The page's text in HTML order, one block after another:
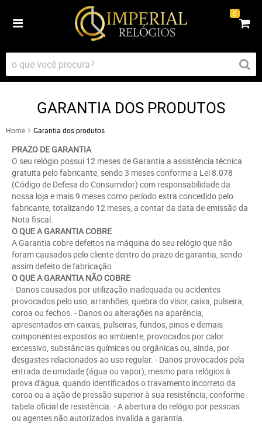
0
GARANTIA DOS PRODUTOS
Home Garantia dos produtos
PRAZO DE GARANTIA
O seu relógio possui 12 meses de Garantia a assistência técnica
gratuita pelo fabricante, sendo 3 meses conforme a Lei 8.078
(Código de Defesa do Consumidor) com responsabilidade da
nossa loja e mais 9 meses como período extra concedido pelo
fabricante, totalizando 12 meses, a contar da data de emissão da
Nota fiscal.
O QUE A GARANTIA COBRE
A Garantia cobre defeitos na máquina do seu relógio que não
foram causados pelo cliente dentro do prazo de garantia, sendo
assim defeito de fabricação.
O QUE A GARANTIA NÃO COBRE
- Danos causados por utilização inadequada ou acidentes
provocados pelo uso, arranhões, quebra do visor, caixa, pulseira,
coroa ou fechos. - Danos ou alterações na aparência,
apresentados em caixas, pulseiras, fundos, pinos e demais
componentes expostos ao ambiente, provocados por calor
excessivo, substâncias químicas ou orgânicas ou, ainda, por
desgastes relacionados ao uso regular. - Danos provocados pela
entrada de umidade (água ou vapor), mesmo para relógios à
prova d'água, quando identificados o travamento incorreto da
coroa ou a ação de pressão superior à sua resistência, conforme
tabela oficial de resistência. - A abertura do relógio por pessoas
ou agentes não autorizados invalida a garantia.